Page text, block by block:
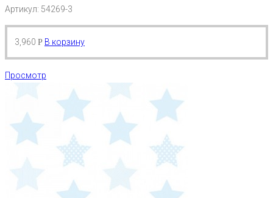
Артикул: 54269-3
3,960 Р В корзину
Просмотр